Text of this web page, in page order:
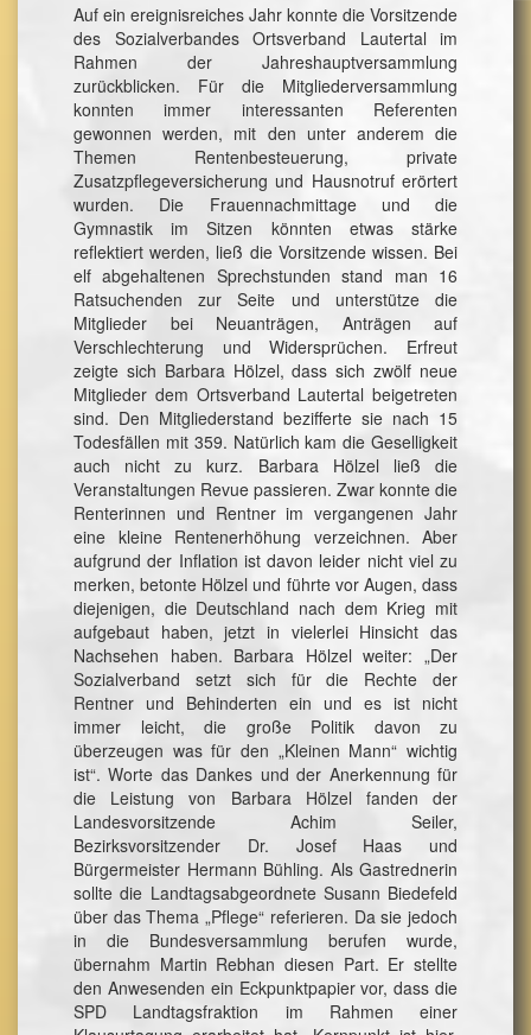
Auf ein ereignisreiches Jahr konnte die Vorsitzende
des Sozialverbandes Ortsverband Lautertal im
Rahmen der Jahreshauptversammlung
zurückblicken. Für die Mitgliederversammlung
konnten immer interessanten Referenten
gewonnen werden, mit den unter anderem die
Themen Rentenbesteuerung, private
Zusatzpflegeversicherung und Hausnotruf erörtert
wurden. Die Frauennachmittage und die
Gymnastik im Sitzen könnten etwas stärke
reflektiert werden, ließ die Vorsitzende wissen. Bei
elf abgehaltenen Sprechstunden stand man 16
Ratsuchenden zur Seite und unterstütze die
Mitglieder bei Neuanträgen, Anträgen auf
Verschlechterung und Widersprüchen. Erfreut
zeigte sich Barbara Hölzel, dass sich zwölf neue
Mitglieder dem Ortsverband Lautertal beigetreten
sind. Den Mitgliederstand bezifferte sie nach 15
Todesfällen mit 359. Natürlich kam die Geselligkeit
auch nicht zu kurz. Barbara Hölzel ließ die
Veranstaltungen Revue passieren. Zwar konnte die
Renterinnen und Rentner im vergangenen Jahr
eine kleine Rentenerhöhung verzeichnen. Aber
aufgrund der Inflation ist davon leider nicht viel zu
merken, betonte Hölzel und führte vor Augen, dass
diejenigen, die Deutschland nach dem Krieg mit
aufgebaut haben, jetzt in vielerlei Hinsicht das
Nachsehen haben. Barbara Hölzel weiter: „Der
Sozialverband setzt sich für die Rechte der
Rentner und Behinderten ein und es ist nicht
immer leicht, die große Politik davon zu
überzeugen was für den „Kleinen Mann“ wichtig
ist“. Worte das Dankes und der Anerkennung für
die Leistung von Barbara Hölzel fanden der
Landesvorsitzende Achim Seiler,
Bezirksvorsitzender Dr. Josef Haas und
Bürgermeister Hermann Bühling. Als Gastrednerin
sollte die Landtagsabgeordnete Susann Biedefeld
über das Thema „Pflege“ referieren. Da sie jedoch
in die Bundesversammlung berufen wurde,
übernahm Martin Rebhan diesen Part. Er stellte
den Anwesenden ein Eckpunktpapier vor, dass die
SPD Landtagsfraktion im Rahmen einer